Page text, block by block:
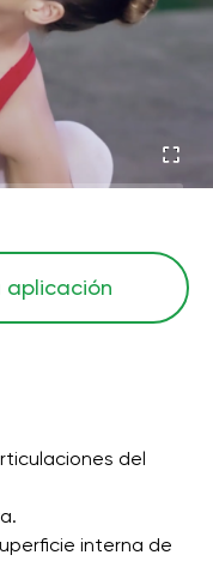
aplicación
del
interna de